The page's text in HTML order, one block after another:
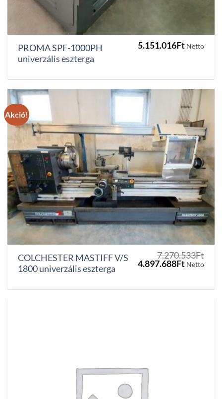
PROMA SPF-1000PH
univerzális eszterga
5.151.016Ft Netto
Akció!
COLCHESTER MASTIFF V/S
1800 univerzális eszterga
7.270.533Ft
Original
7.270.533Ft.
4.897.688FtCurrent
Netto